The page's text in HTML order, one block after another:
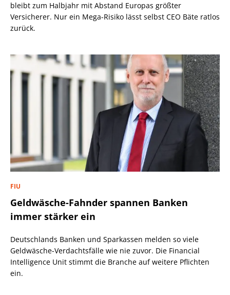
bleibt zum Halbjahr mit Abstand Europas größter
Versicherer. Nur ein Mega-Risiko lässt selbst CEO Bäte ratlos
zurück.
FIU
Geldwäsche-Fahnder spannen Banken
immer stärker ein
Deutschlands Banken und Sparkassen melden so viele
Geldwäsche-Verdachtsfälle wie nie zuvor. Die Financial
Intelligence Unit stimmt die Branche auf weitere Pflichten
ein.